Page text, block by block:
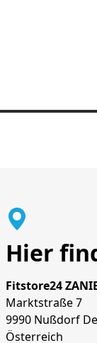
Hier
Fitstore24
Marktstraße 7
9990 Nußdorf
Österreich